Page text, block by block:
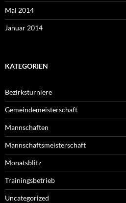
Mai 2014
Januar 2014
KATEGORIEN
Bezirksturniere
Gemeindemeisterschaft
Mannschaften
Mannschaftsmeisterschaft
Monatsblitz
Trainingsbetrieb
Uncategorized